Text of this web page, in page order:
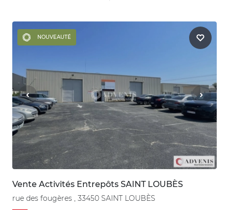
NOUVEAUTÉ
Vente Activités Entrepôts SAINT LOUBÈS
rue des fougères , 33450 SAINT LOUBÈS